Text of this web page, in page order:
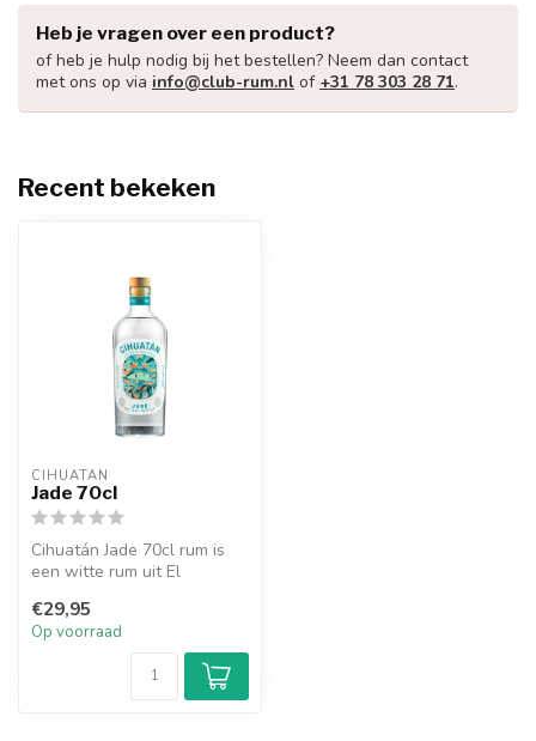
Heb je vragen over een product?
of heb je hulp nodig bij het bestellen? Neem dan contact
met ons op via info@club-rum.nl of +31 78 303 28 71.
Recent bekeken
CIHUATÁN
Jade 70cl
Cihuatán Jade 70cl rum is
een witte rum uit El
€29,95
Op voorraad